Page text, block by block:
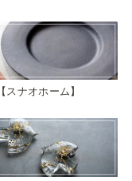
スナオホーム